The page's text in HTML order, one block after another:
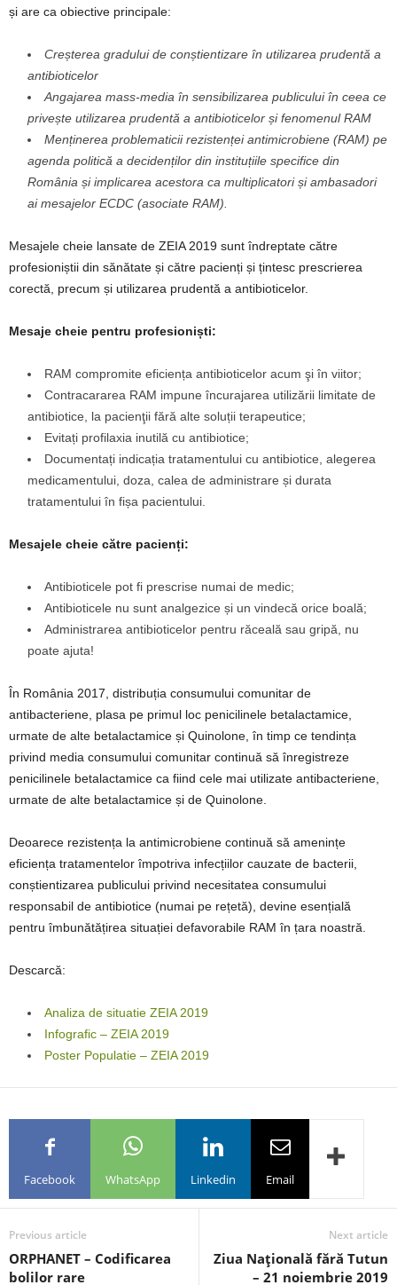
și are ca obiective principale:
Creșterea gradului de conștientizare în utilizarea prudentă a
antibioticelor
Angajarea mass-media în sensibilizarea publicului în ceea ce
privește utilizarea prudentă a antibioticelor și fenomenul RAM
Menținerea problematicii rezistenței antimicrobiene (RAM) pe
agenda politică a decidenților din instituțiile specifice din
România și implicarea acestora ca multiplicatori și ambasadori
ai mesajelor ECDC (asociate RAM).
Mesajele cheie lansate de ZEIA 2019 sunt îndreptate către
profesioniștii din sănătate și către pacienți și țintesc prescrierea
corectă, precum și utilizarea prudentă a antibioticelor.
Mesaje cheie pentru profesioniști:
RAM compromite eficiența antibioticelor acum şi în viitor;
Contracararea RAM impune încurajarea utilizării limitate de
antibiotice, la pacienţii fără alte soluții terapeutice;
Evitați profilaxia inutilă cu antibiotice;
Documentați indicația tratamentului cu antibiotice, alegerea
medicamentului, doza, calea de administrare și durata
tratamentului în fișa pacientului.
Mesajele cheie către pacienți:
Antibioticele pot fi prescrise numai de medic;
Antibioticele nu sunt analgezice și un vindecă orice boală;
Administrarea antibioticelor pentru răceală sau gripă, nu
poate ajuta!
În România 2017, distribuția consumului comunitar de
antibacteriene, plasa pe primul loc penicilinele betalactamice,
urmate de alte betalactamice și Quinolone, în timp ce tendința
privind media consumului comunitar continuă să înregistreze
penicilinele betalactamice ca fiind cele mai utilizate antibacteriene,
urmate de alte betalactamice și de Quinolone.
Deoarece rezistența la antimicrobiene continuă să amenințe
eficiența tratamentelor împotriva infecțiilor cauzate de bacterii,
conștientizarea publicului privind necesitatea consumului
responsabil de antibiotice (numai pe rețetă), devine esențială
pentru îmbunătățirea situației defavorabile RAM în țara noastră.
Descarcă:
Analiza de situatie ZEIA 2019
Infografic – ZEIA 2019
Poster Populatie – ZEIA 2019
Facebook WhatsApp Linkedin Email
Previous article
ORPHANET – Codificarea
bolilor rare
Next article
Ziua Naţională fără Tutun
– 21 noiembrie 2019